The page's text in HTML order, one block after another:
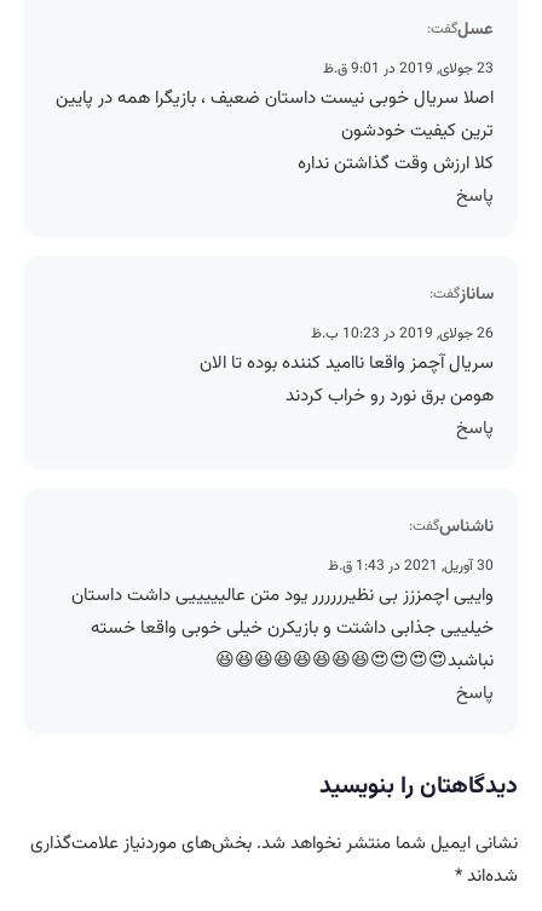
عسلگفت:
23 جولای, 2019 در 9:01 ق.ظ
اصلا سریال خوبی نیست داستان ضعیف ، بازیگرا همه در پایین
ترین کیفیت خودشون
کلا ارزش وقت گذاشتن نداره
پاسخ
سانازگفت:
26 جولای, 2019 در 10:23 ب.ظ
سریال آچمز واقعا ناامید کننده بوده تا الان
هومن برق نورد رو خراب کردند
پاسخ
ناشناسگفت:
30 آوریل, 2021 در 1:43 ق.ظ
واییی اچمززز بی نظیرررررر یود متن عالیییییی داشت داستان
خیلییی جذابی داشتت و بازیکرن خیلی خوبی واقعا خسته
نباشبد😍😍😍😍😆😆😆😆😆😆😆😆
پاسخ
دیدگاهتان را بنویسید
نشانی ایمیل شما منتشر نخواهد شد. بخش‌های موردنیاز علامت‌گذاری
شده‌اند*